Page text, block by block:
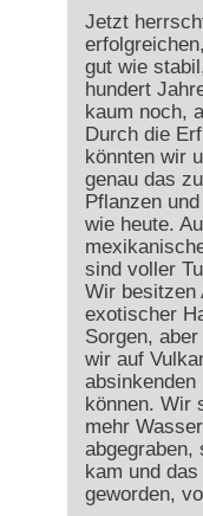
Jetzt
gut wie
hundert
kaum noch,
Durch die
könnten wir
genau das
Pflanzen
wie heute.
sind voller
Wir besitzen
exotischer
Sorgen,
wir auf
absinkenden
können. Wir
mehr
abgegraben,
kam und
geworden,